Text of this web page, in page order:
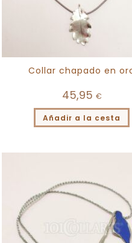
Collar chapado en
45,95 €
Añadir a la cesta